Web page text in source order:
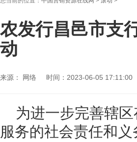
农发行昌邑市支
动
来源： 网络 时间：2023-06-05 17:11:00
为进一步完善辖
服务的社会责任和